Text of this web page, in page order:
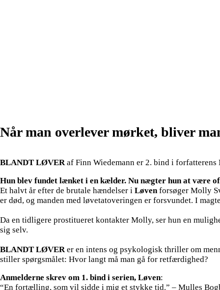
Når man overlever mørket, bliver
BLANDT LØVER af Finn Wiedemann er 2. bind i
Hun blev fundet lænket i en kælder. Nu nægter hun at være
Et halvt år efter de brutale hændelser i Løven forsøger Molly
er død, og manden med løvetatoveringen er forsvundet. I
Da en tidligere prostitueret kontakter Molly, ser hun en
sig selv.
BLANDT LØVER er en intens og psykologisk thriller om
stiller spørgsmålet: Hvor langt må man gå for retfærdighed?
Anmelderne skrev om 1. bind i serien, Løven:
“En fortælling, som vil sidde i mig et stykke tid.” – Mulles